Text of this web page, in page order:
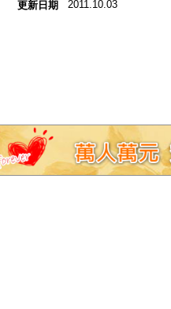
更新日期 2011.10.03